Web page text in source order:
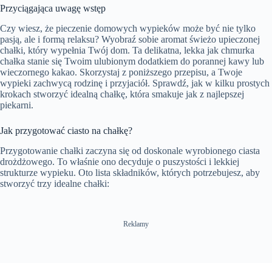
y
u
e
t
T
m
e
o
n
n
g
s
c
r
e
e
n
Przyciągająca uwagę wstęp
Czy wiesz, że pieczenie domowych wypieków może być nie tylko
pasją, ale i formą relaksu? Wyobraź sobie aromat świeżo upieczonej
chałki, który wypełnia Twój dom. Ta delikatna, lekka jak chmurka
chałka stanie się Twoim ulubionym dodatkiem do porannej kawy lub
wieczornego kakao. Skorzystaj z poniższego przepisu, a Twoje
wypieki zachwycą rodzinę i przyjaciół. Sprawdź, jak w kilku prostych
krokach stworzyć idealną chałkę, która smakuje jak z najlepszej
piekarni.
Jak przygotować ciasto na chałkę?
Przygotowanie chałki zaczyna się od doskonale wyrobionego ciasta
drożdżowego. To właśnie ono decyduje o puszystości i lekkiej
strukturze wypieku. Oto lista składników, których potrzebujesz, aby
stworzyć trzy idealne chałki:
Reklamy